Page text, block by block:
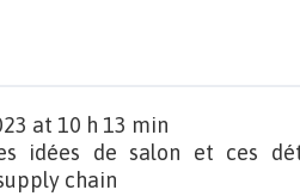
at 10 h 13 min
idées de salon et ces
chain